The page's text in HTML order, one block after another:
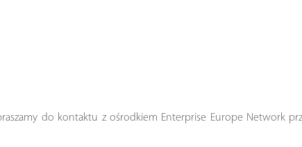
do kontaktu z ośrodkiem Enterprise Europe Network